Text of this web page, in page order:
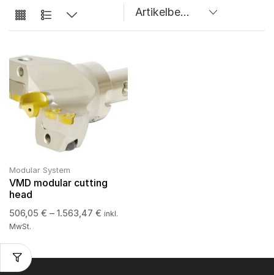
Modular System
VMD modular cutting
head
506,05 € – 1.563,47 € inkl.
MwSt.